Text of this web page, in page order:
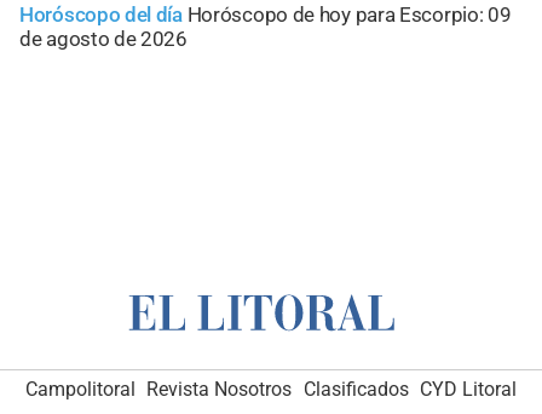
Horóscopo del día Horóscopo de hoy para Escorpio: 09
de agosto de 2026
Campolitoral Revista Nosotros Clasificados CYD Litoral